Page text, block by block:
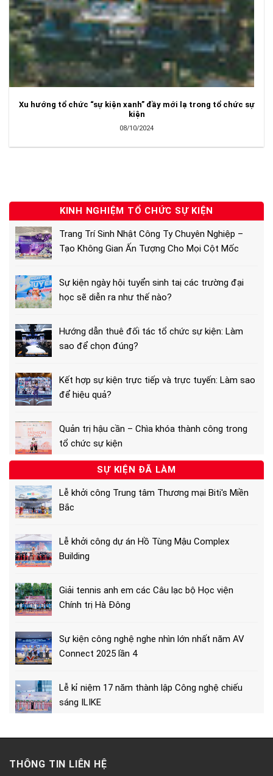
Xu hướng tổ chức “sự kiện xanh” đầy mới lạ trong tổ chức sự
kiện
08/10/2024
KINH NGHIỆM TỔ CHỨC SỰ KIỆN
Trang Trí Sinh Nhật Công Ty Chuyên Nghiệp –
Tạo Không Gian Ấn Tượng Cho Mọi Cột Mốc
Sự kiện ngày hội tuyển sinh taị các trường đại
học sẽ diễn ra như thế nào?
Hướng dẫn thuê đối tác tổ chức sự kiện: Làm
sao để chọn đúng?
Kết hợp sự kiện trực tiếp và trực tuyến: Làm sao
để hiệu quả?
Quản trị hậu cần – Chìa khóa thành công trong
tổ chức sự kiện
SỰ KIỆN ĐÃ LÀM
Lễ khởi công Trung tâm Thương mại Biti's Miền
Bắc
Lễ khởi công dự án Hồ Tùng Mậu Complex
Building
Giải tennis anh em các Câu lạc bộ Học viện
Chính trị Hà Đông
Sự kiện công nghệ nghe nhìn lớn nhất năm AV
Connect 2025 lần 4
Lễ kỉ niệm 17 năm thành lập Công nghệ chiếu
sáng ILIKE
THÔNG TIN LIÊN HỆ